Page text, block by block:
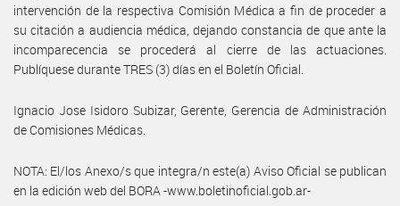
intervención de la respectiva Comisión Médica a fin de proceder a
su citación a audiencia médica, dejando constancia de que ante la
incomparecencia se procederá al cierre de las actuaciones.
Publíquese durante TRES (3) días en el Boletín Oficial.
Ignacio Jose Isidoro Subizar, Gerente, Gerencia de Administración
de Comisiones Médicas.
NOTA: El/los Anexo/s que integra/n este(a) Aviso Oficial se publican
en la edición web del BORA -www.boletinoficial.gob.ar-